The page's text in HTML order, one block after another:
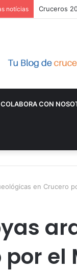
notícias Cruceros
COLABORA CON
en Crucero
por el